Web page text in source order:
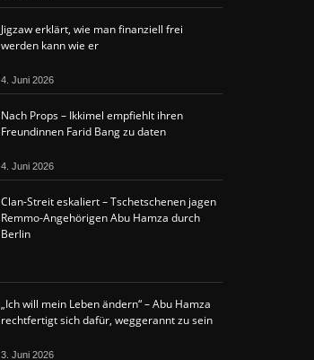
Jigzaw erklärt, wie man finanziell frei
werden kann wie er
4. Juni 2026
Nach Props – Ikkimel empfiehlt ihren
Freundinnen Farid Bang zu daten
4. Juni 2026
Clan-Streit eskaliert – Tschetschenen jagen
Remmo-Angehörigen Abu Hamza durch
Berlin
„Ich will mein Leben ändern“ – Abu Hamza
rechtfertigt sich dafür, weggerannt zu sein
3. Juni 2026